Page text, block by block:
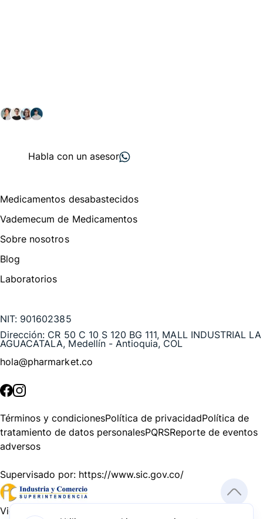
Habla con un asesor
Medicamentos desabastecidos
Vademecum de Medicamentos
Sobre nosotros
Blog
Laboratorios
NIT: 901602385
Dirección: CR 50 C 10 S 120 BG 111, MALL INDUSTRIAL LA
AGUACATALA, Medellín - Antioquia, COL
hola@pharmarket.co
Términos y condicionesPolítica de privacidadPolítica de
tratamiento de datos personalesPQRSReporte de eventos
adversos
Supervisado por: https://www.sic.gov.co/
Vigilado por: